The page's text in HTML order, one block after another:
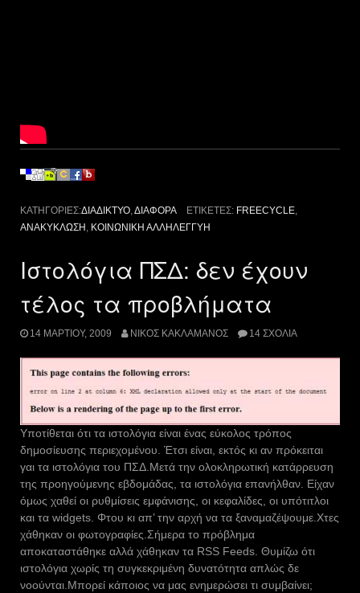
ΚΑΤΗΓΟΡΊΕΣ:ΔΙΑΔΊΚΤΥΟ,ΔΙΆΦΟΡΑ ΕΤΙΚΈΤΕΣ: FREECYCLE,
ΑΝΑΚΎΚΛΩΣΗ , ΚΟΙΝΩΝΙΚΉ ΑΛΛΗΛΕΓΓΎΗ
Ιστολόγια ΠΣΔ: δεν έχουν
τέλος τα προβλήματα
14 ΜΑΡΤΊΟΥ, 2009 ΝΊΚΟΣ ΚΑΚΛΑΜΆΝΟΣ 14 ΣΧΌΛΙΑ
Υποτίθεται ότι τα ιστολόγια είναι ένας εύκολος τρόπος
δημοσίευσης περιεχομένου. Έτσι είναι, εκτός κι αν πρόκειται
γαι τα ιστολόγια του ΠΣΔ.Μετά την ολοκληρωτική κατάρρευση
της προηγούμενης εβδομάδας, τα ιστολόγια επανήλθαν. Είχαν
όμως χαθεί οι ρυθμίσεις εμφάνισης, οι κεφαλίδες, οι υπότιτλοι
και τα widgets. Φτου κι απ’ την αρχή να τα ξαναμαζέψουμε.Χτες
χάθηκαν οι φωτογραφίες.Σήμερα το πρόβλημα
αποκαταστάθηκε αλλά χάθηκαν τα RSS Feeds. Θυμίζω ότι
ιστολόγια χωρίς τη συγκεκριμένη δυνατότητα απλώς δε
νοούνται.Μπορεί κάποιος να μας ενημερώσει τι συμβαίνει;